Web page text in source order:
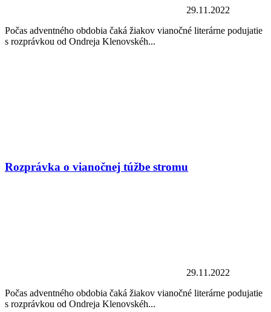
29.11.2022
Počas adventného obdobia čaká žiakov vianočné literárne podujatie
s rozprávkou od Ondreja Klenovskéh...
Rozprávka o vianočnej túžbe stromu
29.11.2022
Počas adventného obdobia čaká žiakov vianočné literárne podujatie
s rozprávkou od Ondreja Klenovskéh...